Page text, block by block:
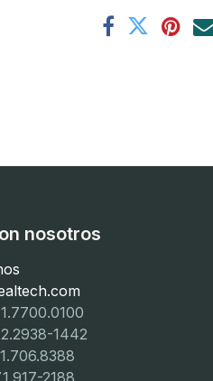
nosotros
1442
2188